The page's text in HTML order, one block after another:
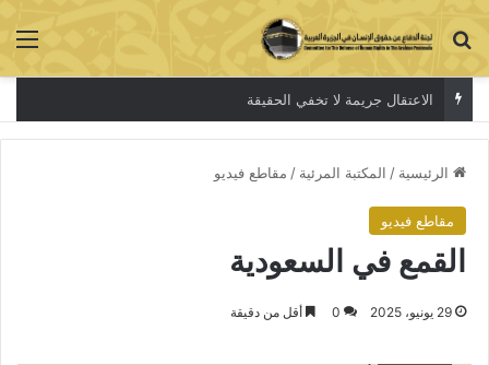
بحث عن
الاعتقال جريمة لا تخفي الحقيقة
الرئيسية / المكتبة المرئية / مقاطع فيديو
مقاطع فيديو
القمع في السعودية
29 يونيو، 2025 0 أقل من دقيقة